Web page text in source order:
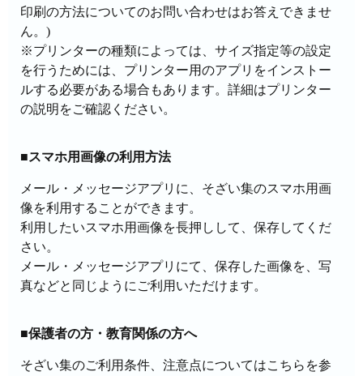
印刷の方法についてのお問い合わせはお答えできませ
ん。)
※プリンターの種類によっては、サイズ指定等の設定
を行うためには、プリンター用のアプリをインストー
ルする必要がある場合もあります。詳細はプリンター
の説明をご確認ください。
■スマホ用画像の利用方法
メール・メッセージアプリに、そざい集のスマホ用画
像を利用することができます。
利用したいスマホ用画像を長押しして、保存してくだ
さい。
メール・メッセージアプリにて、保存した画像を、写
真などと同じようにご利用いただけます。
■保護者の方・教育関係の方へ
そざい集のご利用条件、注意点についてはこちらを参